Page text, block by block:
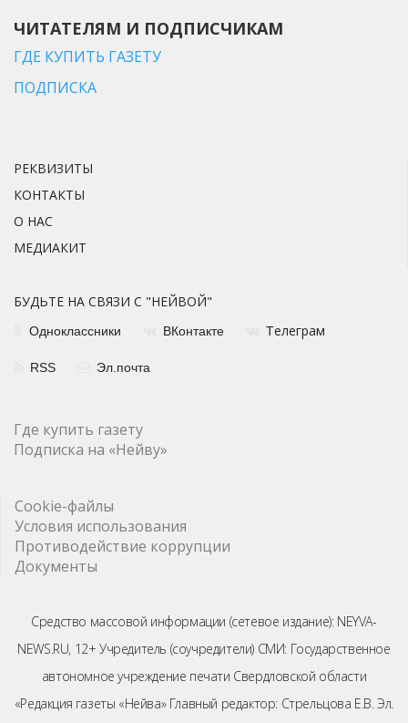
ЧИТАТЕЛЯМ И ПОДПИСЧИКАМ
ГДЕ КУПИТЬ ГАЗЕТУ
ПОДПИСКА
РЕКВИЗИТЫ
КОНТАКТЫ
О НАС
МЕДИАКИТ
БУДЬТЕ НА СВЯЗИ С "НЕЙВОЙ"
Одноклассники ВКонтакте Телеграм
RSS Эл.почта
Где купить газету
Подписка на «Нейву»
Cookie-файлы
Условия использования
Противодействие коррупции
Документы
Средство массовой информации (сетевое издание): NEYVA-
NEWS.RU, 12+ Учредитель (соучредители) СМИ: Государственное
автономное учреждение печати Свердловской области
«Редакция газеты «Нейва» Главный редактор: Стрельцова Е.В. Эл.